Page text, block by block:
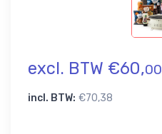
excl. BTW €60,00
incl. BTW: €70,38